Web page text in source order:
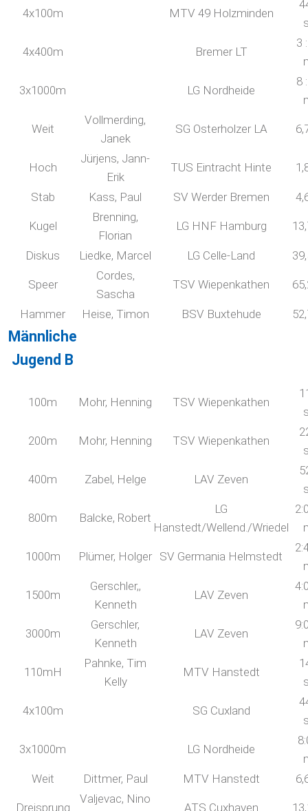
4x100m MTV 49 Holzminden
4x400m Bremer LT
3
3x1000m LG Nordheide
8
Weit
Vollmerding,
Janek
SG Osterholzer LA
Hoch
Jürjens, Jann-
Erik
TUS Eintracht Hinte
Stab Kass, Paul SV Werder Bremen
Kugel
Brenning,
Florian
LG HNF Hamburg
Diskus Liedke, Marcel LG Celle-Land
Speer
Cordes,
Sascha
TSV Wiepenkathen
Hammer Heise, Timon BSV Buxtehude
Männliche
Jugend B
100m Mohr, Henning TSV Wiepenkathen
200m Mohr, Henning TSV Wiepenkathen
400m Zabel, Helge LAV Zeven
800m Balcke, Robert
LG
Hanstedt/Wellend./Wriedel
1000m Plümer, Holger SV Germania Helmstedt
1500m
Gerschler,,
Kenneth
LAV Zeven
3000m
Gerschler,
Kenneth
LAV Zeven
110mH
Pahnke, Tim
Kelly
MTV Hanstedt
4x100m SG Cuxland
3x1000m LG Nordheide
Weit
Dittmer, Paul MTV Hanstedt
Dreisprung
Valjevac, Nino
ATS Cuxhaven